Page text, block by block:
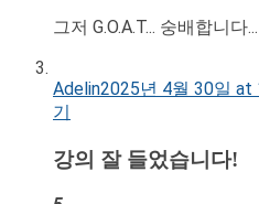
그저 G.O.A.T... 숭배합니다...
Adelin2025년 4월 30일 at
기
강의 잘 들었습니다!